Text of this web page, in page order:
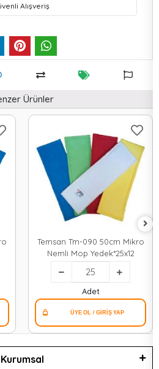
Alışveriş
Ürünler
Temsan Tm-090 50cm Mikro
Nemli Mop Yedek*25x12
Adet
Kurumsal